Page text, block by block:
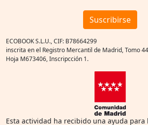
Suscribirse
ECOBOOK S.L.U., CIF: B78664299
inscrita en el Registro Mercantil de Madrid, Tomo
Hoja M673406, Inscripcción 1.
Esta actividad ha recibido una ayuda